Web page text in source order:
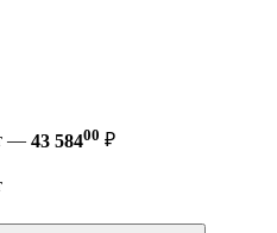
— 43 58400 ₽